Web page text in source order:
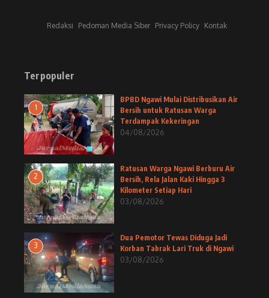
Redaksi Pedoman Media Siber Privacy Policy Kontak
Terpopuler
1
BPBD Ngawi Mulai Distribusikan Air
Bersih untuk Ratusan Warga
Terdampak Kekeringan
04/08/2026
2
Ratusan Warga Ngawi Berburu Air
Bersih, Rela Jalan Kaki Hingga 3
Kilometer Setiap Hari
03/08/2026
3
Dua Pemotor Tewas Diduga Jadi
Korban Tabrak Lari Truk di Ngawi
03/08/2026